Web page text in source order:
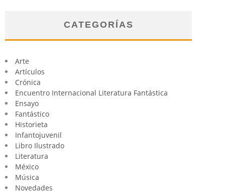
CATEGORÍAS
Arte
Artículos
Crónica
Encuentro Internacional Literatura Fantástica
Ensayo
Fantástico
Historieta
Infantojuvenil
Libro Ilustrado
Literatura
México
Música
Novedades